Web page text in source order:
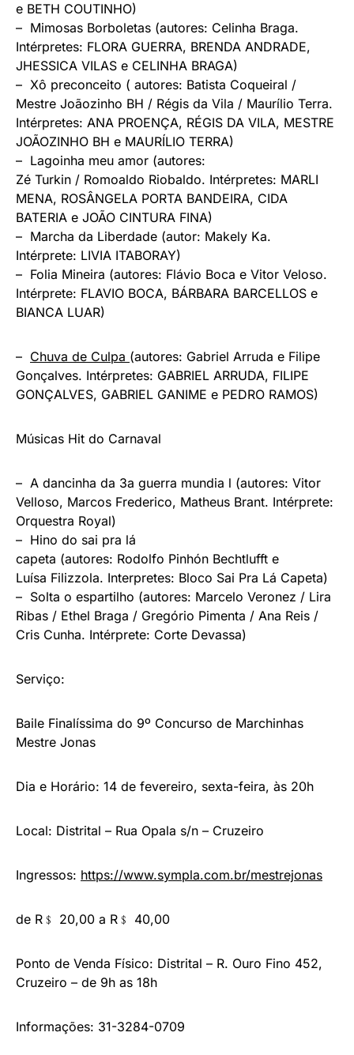
e BETH COUTINHO)
– Mimosas Borboletas (autores: Celinha Braga.
Intérpretes: FLORA GUERRA, BRENDA ANDRADE,
JHESSICA VILAS e CELINHA BRAGA)
– Xô preconceito ( autores: Batista Coqueiral /
Mestre Joãozinho BH / Régis da Vila / Maurílio Terra.
Intérpretes: ANA PROENÇA, RÉGIS DA VILA, MESTRE
JOÃOZINHO BH e MAURÍLIO TERRA)
– Lagoinha meu amor (autores:
Zé Turkin / Romoaldo Riobaldo. Intérpretes: MARLI
MENA, ROSÂNGELA PORTA BANDEIRA, CIDA
BATERIA e JOÃO CINTURA FINA)
– Marcha da Liberdade (autor: Makely Ka.
Intérprete: LIVIA ITABORAY)
– Folia Mineira (autores: Flávio Boca e Vitor Veloso.
Intérprete: FLAVIO BOCA, BÁRBARA BARCELLOS e
BIANCA LUAR)
– Chuva de Culpa (autores: Gabriel Arruda e Filipe
Gonçalves. Intérpretes: GABRIEL ARRUDA, FILIPE
GONÇALVES, GABRIEL GANIME e PEDRO RAMOS)
Músicas Hit do Carnaval
– A dancinha da 3a guerra mundia l (autores: Vitor
Velloso, Marcos Frederico, Matheus Brant. Intérprete:
Orquestra Royal)
– Hino do sai pra lá
capeta (autores: Rodolfo Pinhón Bechtlufft e
Luísa Filizzola. Interpretes: Bloco Sai Pra Lá Capeta)
– Solta o espartilho (autores: Marcelo Veronez / Lira
Ribas / Ethel Braga / Gregório Pimenta / Ana Reis /
Cris Cunha. Intérprete: Corte Devassa)
Serviço:
Baile Finalíssima do 9º Concurso de Marchinhas
Mestre Jonas
Dia e Horário: 14 de fevereiro, sexta-feira, às 20h
Local: Distrital – Rua Opala s/n – Cruzeiro
Ingressos: https://www.sympla.com.br/mestrejonas
de R﹩ 20,00 a R﹩ 40,00
Ponto de Venda Físico: Distrital – R. Ouro Fino 452,
Cruzeiro – de 9h as 18h
Informações: 31-3284-0709